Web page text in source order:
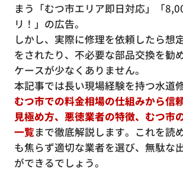
まう「むつ市エリア即日対応」「
リ！」の広告。
しかし、実際に修理を依頼したら想
をされたり、不必要な部品交換を勧
ケースが少なくありません。
本記事では長い現場経験を持つ水道
むつ市での料金相場の仕組みから信
見極め方、悪徳業者の特徴、むつ市
一覧まで徹底解説します。これを読
も焦らず適切な業者を選び、無駄な
ができるでしょう。